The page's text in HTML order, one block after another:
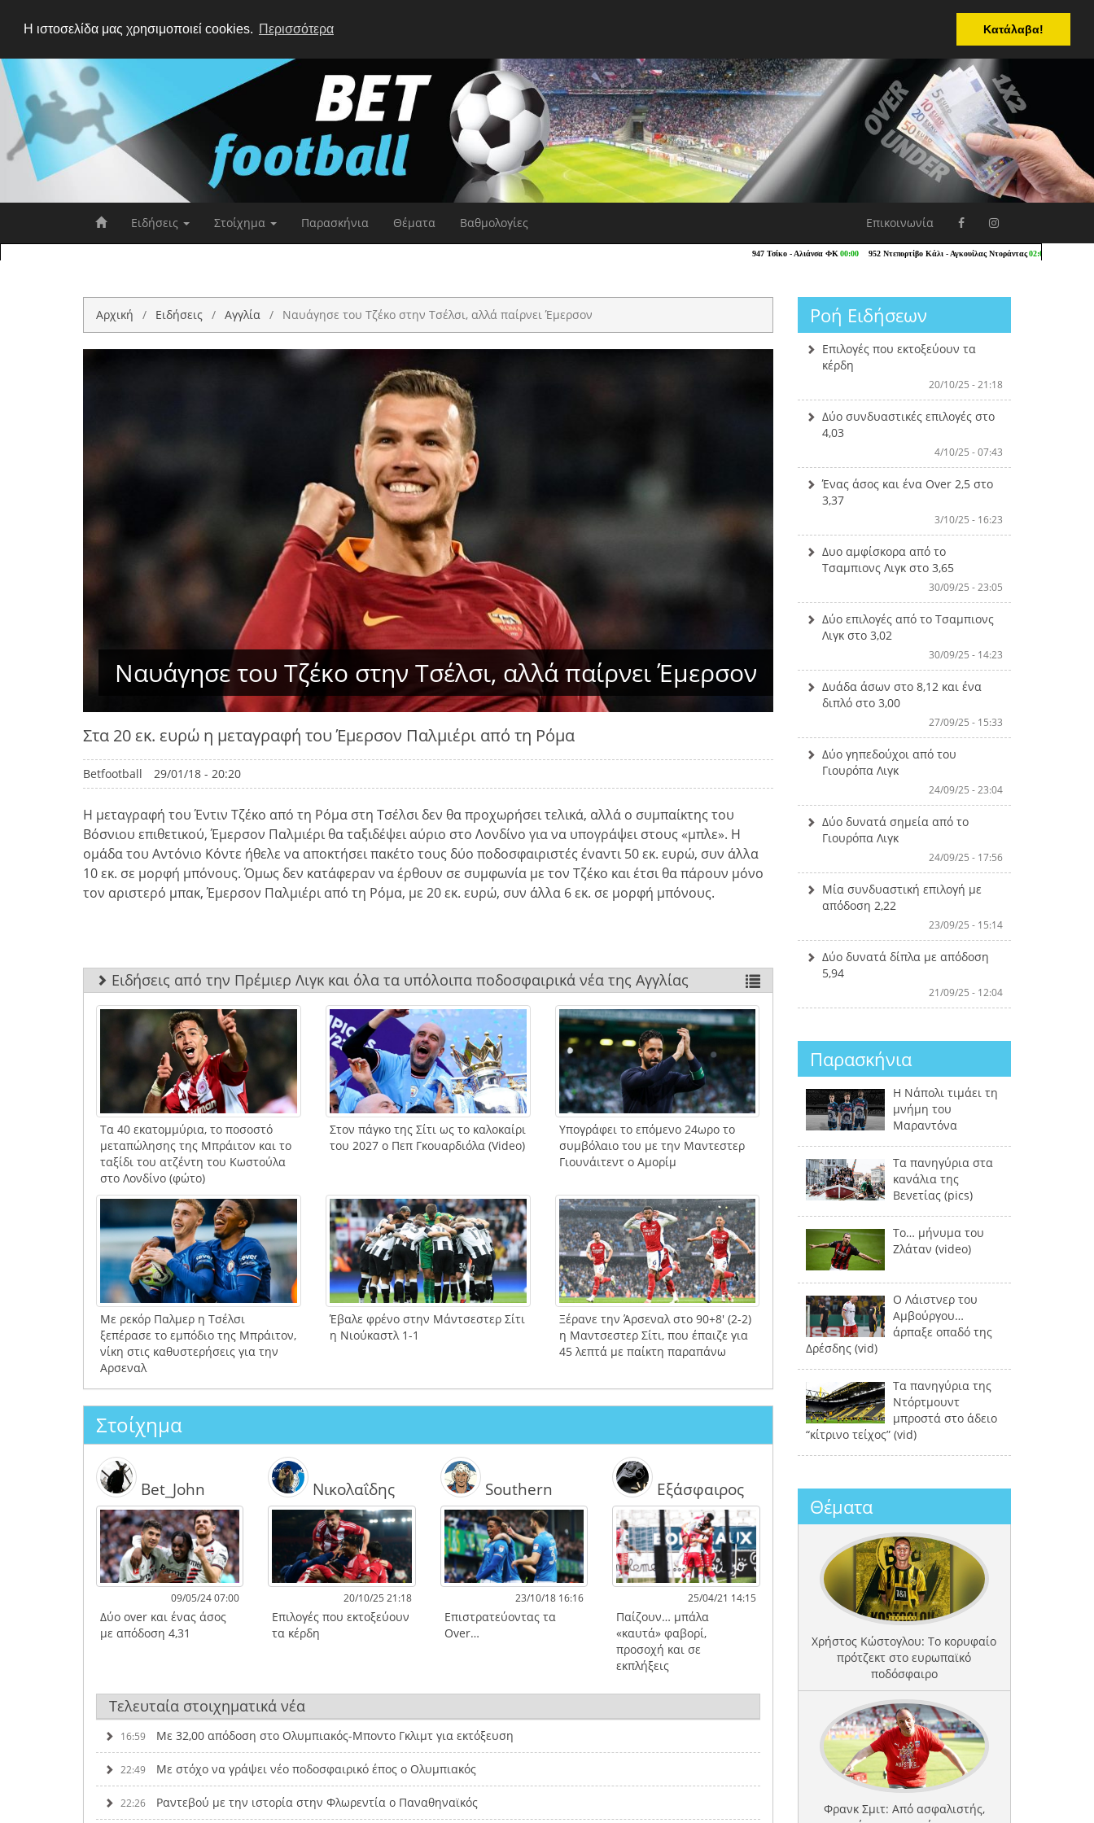
Η ιστοσελίδα μας χρησιμοποιεί cookies. Περισσότερα Κατάλαβα!
Ειδήσεις Στοίχημα Παρασκήνια Θέματα Βαθμολογίες Επικοινωνία
Αρχική Ειδήσεις Αγγλία Ναυάγησε του Τζέκο στην Τσέλσι, αλλά παίρνει Έμερσον
Ναυάγησε του Τζέκο στην Τσέλσι, αλλά παίρνει Έμερσον
Στα 20 εκ. ευρώ η μεταγραφή του Έμερσον Παλμιέρι από τη Ρόμα
Betfootball 29/01/18 - 20:20
Η μεταγραφή του Έντιν Τζέκο από τη Ρόμα στη Τσέλσι δεν θα προχωρήσει τελικά, αλλά ο συμπαίκτης του
Βόσνιου επιθετικού, Έμερσον Παλμιέρι θα ταξιδέψει αύριο στο Λονδίνο για να υπογράψει στους «μπλε». Η
ομάδα του Αντόνιο Κόντε ήθελε να αποκτήσει πακέτο τους δύο ποδοσφαιριστές έναντι 50 εκ. ευρώ, συν άλλα
10 εκ. σε μορφή μπόνους. Όμως δεν κατάφεραν να έρθουν σε συμφωνία με τον Τζέκο και έτσι θα πάρουν μόνο
τον αριστερό μπακ, Έμερσον Παλμιέρι από τη Ρόμα, με 20 εκ. ευρώ, συν άλλα 6 εκ. σε μορφή μπόνους.
Ειδήσεις από την Πρέμιερ Λιγκ και όλα τα υπόλοιπα ποδοσφαιρικά νέα της Αγγλίας
Τα 40 εκατομμύρια, το ποσοστό
μεταπώλησης της Μπράιτον και το
ταξίδι του ατζέντη του Κωστούλα
στο Λονδίνο (φώτο)
Στον πάγκο της Σίτι ως το καλοκαίρι
του 2027 ο Πεπ Γκουαρδιόλα (Video)
Υπογράφει το επόμενο 24ωρο το
συμβόλαιο του με την Μαντεστερ
Γιουνάιτεντ ο Αμορίμ
Με ρεκόρ Παλμερ η Τσέλσι
ξεπέρασε το εμπόδιο της Μπράιτον,
νίκη στις καθυστερήσεις για την
Αρσεναλ
Έβαλε φρένο στην Μάντσεστερ Σίτι
η Νιούκαστλ 1-1
Ξέρανε την Άρσεναλ στο 90+8′ (2-2)
η Μαντσεστερ Σίτι, που έπαιζε για
45 λεπτά με παίκτη παραπάνω
Στοίχημα
Bet_John
09/05/24 07:00
Δύο over και ένας άσος
με απόδοση 4,31
Νικολαΐδης
20/10/25 21:18
Επιλογές που εκτοξεύουν
τα κέρδη
Southern
23/10/18 16:16
Επιστρατεύοντας τα
Over…
Εξάσφαιρος
25/04/21 14:15
Παίζουν… μπάλα
«καυτά» φαβορί,
προσοχή και σε
εκπλήξεις
Τελευταία στοιχηματικά νέα
16:59 Με 32,00 απόδοση στο Ολυμπιακός-Μποντο Γκλιμτ για εκτόξευση
22:49 Με στόχο να γράψει νέο ποδοσφαιρικό έπος ο Ολυμπιακός
22:26 Ραντεβού με την ιστορία στην Φλωρεντία ο Παναθηναϊκός
Ροή Ειδήσεων
Επιλογές που εκτοξεύουν τα
κέρδη
20/10/25 - 21:18
Δύο συνδυαστικές επιλογές στο
4,03
4/10/25 - 07:43
Ένας άσος και ένα Over 2,5 στο
3,37
3/10/25 - 16:23
Δυο αμφίσκορα από το
Τσαμπιονς Λιγκ στο 3,65
30/09/25 - 23:05
Δύο επιλογές από το Τσαμπιονς
Λιγκ στο 3,02
30/09/25 - 14:23
Δυάδα άσων στο 8,12 και ένα
διπλό στο 3,00
27/09/25 - 15:33
Δύο γηπεδούχοι από του
Γιουρόπα Λιγκ
24/09/25 - 23:04
Δύο δυνατά σημεία από το
Γιουρόπα Λιγκ
24/09/25 - 17:56
Μία συνδυαστική επιλογή με
απόδοση 2,22
23/09/25 - 15:14
Δύο δυνατά δίπλα με απόδοση
5,94
21/09/25 - 12:04
Παρασκήνια
Η Νάπολι τιμάει τη
μνήμη του
Μαραντόνα
Τα πανηγύρια στα
κανάλια της
Βενετίας (pics)
Το… μήνυμα του
Ζλάταν (video)
Ο Λάιστνερ του
Αμβούργου…
άρπαξε οπαδό της
Δρέσδης (vid)
Τα πανηγύρια της
Ντόρτμουντ
μπροστά στο άδειο
“κίτρινο τείχος” (vid)
Θέματα
Χρήστος Κώστογλου: Το κορυφαίο
πρότζεκτ στο ευρωπαϊκό
ποδόσφαιρο
Φρανκ Σμιτ: Από ασφαλιστής,